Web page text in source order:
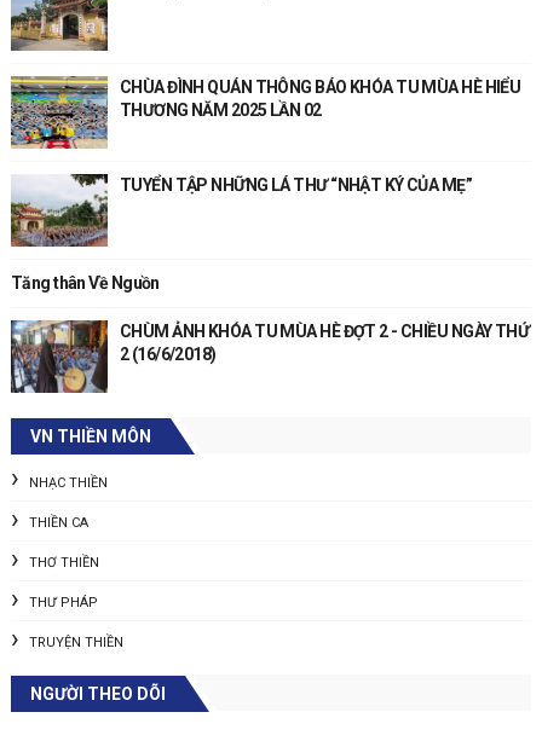
CHÙA ĐÌNH QUÁN THÔNG BÁO KHÓA TU MÙA HÈ HIỂU
THƯƠNG NĂM 2025 LẦN 02
TUYỂN TẬP NHỮNG LÁ THƯ “NHẬT KÝ CỦA MẸ”
Tăng thân Về Nguồn
CHÙM ẢNH KHÓA TU MÙA HÈ ĐỢT 2 - CHIỀU NGÀY THỨ
2 (16/6/2018)
VN THIỀN MÔN
NHẠC THIỀN
THIỀN CA
THƠ THIỀN
THƯ PHÁP
TRUYỆN THIỀN
NGƯỜI THEO DÕI